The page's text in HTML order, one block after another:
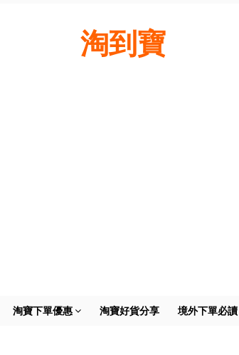
淘到寶
淘寶下單優惠 淘寶好貨分享 境外下單必讀